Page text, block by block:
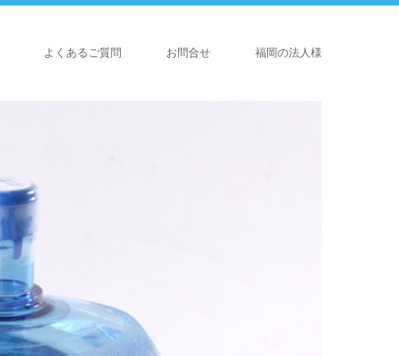
よくあるご質問 お問合せ 福岡の法人様